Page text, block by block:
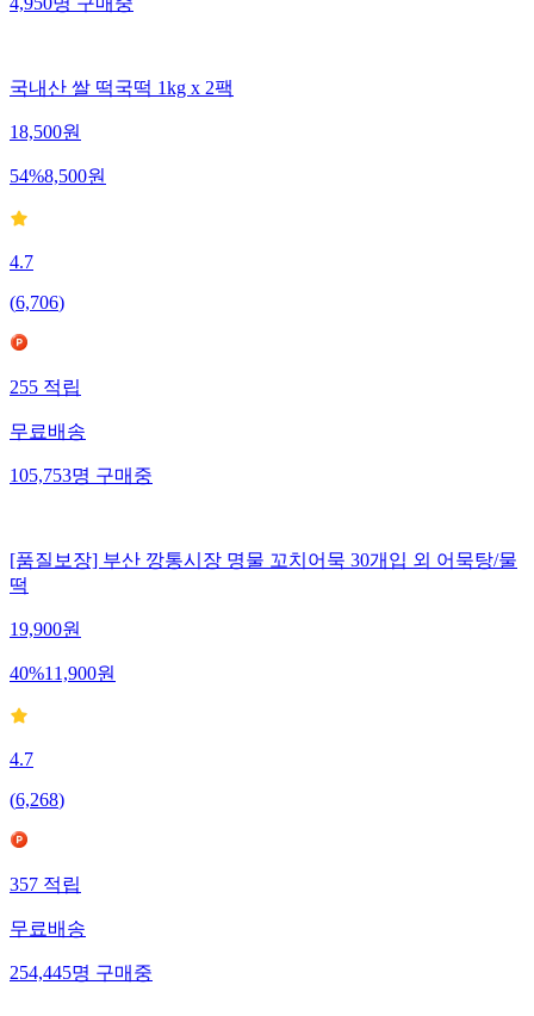
국내산 쌀 떡국떡 1kg x 2팩
18,500원
54%8,500원
4.7
(6,706)
255 적립
무료배송
105,753명 구매중
[품질보장] 부산 깡통시장 명물 꼬치어묵 30개입 외 어묵탕/물
떡
19,900원
40%11,900원
4.7
(6,268)
357 적립
무료배송
254,445명 구매중